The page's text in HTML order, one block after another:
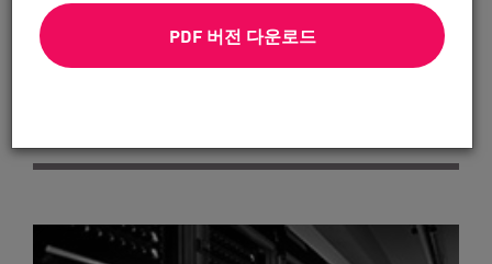
PDF 버전 다운로드
How SEP2 Delivers Specialized Cyber
Security Services That...